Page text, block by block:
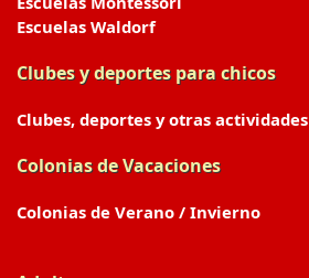
Escuelas Waldorf
Clubes y deportes para chicos
Clubes, deportes y otras actividades
Colonias de Vacaciones
Colonias de Verano / Invierno